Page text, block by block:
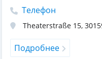
Телефон
Theaterstraße 15,
Подробнее